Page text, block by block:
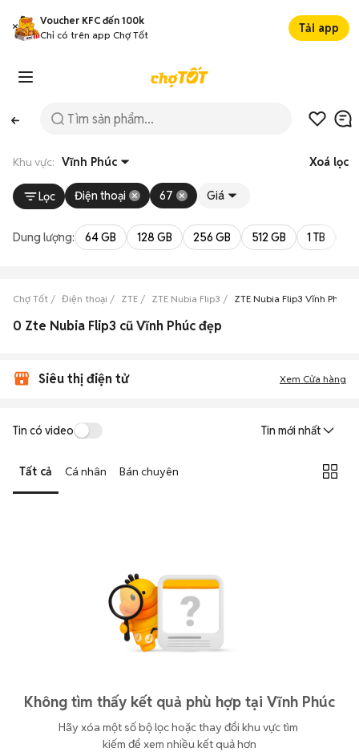
Voucher KFC đến 100k
Chỉ có trên app Chợ Tốt
Tải app
Khu vực: Vĩnh Phúc Xoá lọc
Lọc Điện thoại 67 Giá
Dung lượng: 64 GB 128 GB 256 GB 512 GB 1 TB
Chợ Tốt Điện thoại ZTE ZTE Nubia Flip3 ZTE Nubia Flip3 Vĩnh Phúc
0 Zte Nubia Flip3 cũ Vĩnh Phúc đẹp
Siêu thị điện tử Xem Cửa hàng
Tin có video Tin mới nhất
Tất cả Cá nhân Bán chuyên
Không tìm thấy kết quả phù hợp tại Vĩnh Phúc
Hãy xóa một số bộ lọc hoặc thay đổi khu vực tìm
kiếm để xem nhiều kết quả hơn